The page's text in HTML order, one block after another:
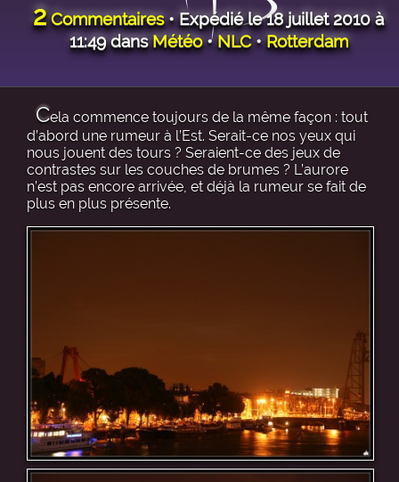
2Commentaires• Expédié le 18 juillet 2010 à
11:49 dansMétéo•NLC•Rotterdam
Cela commence toujours de la même façon : tout
d’abord une rumeur à l’Est. Serait-ce nos yeux qui
nous jouent des tours ? Seraient-ce des jeux de
contrastes sur les couches de brumes ? L’aurore
n’est pas encore arrivée, et déjà la rumeur se fait de
plus en plus présente.